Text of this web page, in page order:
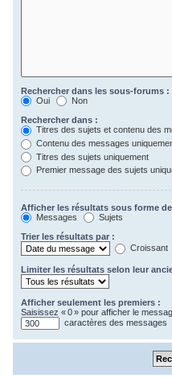
Rechercher dans les sous-forums :
Oui
Non
Rechercher dans :
Titres des sujets et contenu des
Contenu des messages
Titres des sujets uniquement
Premier message des sujets
Afficher les résultats sous forme
Messages
Sujets
Trier les résultats par :
Croissant
Limiter les résultats selon leur
Afficher seulement les premiers :
Saisissez « 0 » pour afficher le
caractères des messages